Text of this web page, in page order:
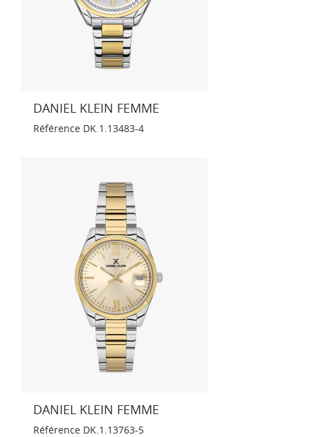
DANIEL KLEIN FEMME
Référence DK.1.13483-4
DANIEL KLEIN FEMME
Référence DK.1.13763-5